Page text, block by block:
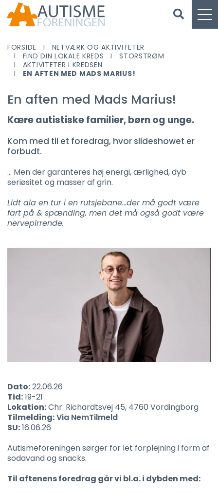
FORSIDE
NETVÆRK OG AKTIVITETER
FIND DIN LOKALE KREDS
STORSTRØM
AKTIVITETER I KREDSEN
EN AFTEN MED MADS MARIUS!
En aften med Mads Marius!
Kære autistiske familier, børn og unge.
Kom med til et foredrag, hvor slideshowet er
forbudt.
… Men der garanteres høj energi, ærlighed, dyb
seriøsitet og masser af grin.
Lidt ala en tur i en rutsjebane...der må godt være
fart på & spænding, men det må også godt være
nervepirrende.
Dato:22.06.26
Tid:19-21
Lokation:Chr. Richardtsvej 45, 4760 Vordingborg
Tilmelding:Via NemTilmeld
SU:16.06.26
Autismeforeningen sørger for let forplejning i form af
sodavand og snacks.
Til aftenens foredrag går vi bl.a. i dybden med: